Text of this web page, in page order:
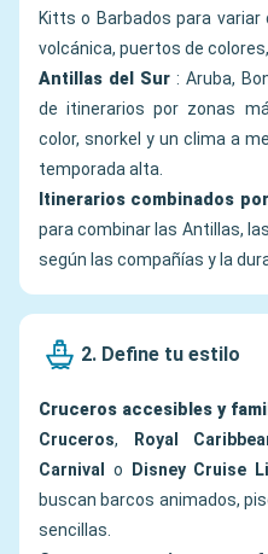
Kitts o Barbados para
volcánica, puertos de
Antillas del Sur : Aruba,
de itinerarios por zonas
color, snorkel y un clima a
temporada alta.
Itinerarios combinados
para combinar las Antillas,
según las compañías y la
2. Define tu estilo
Cruceros accesibles y
Cruceros, Royal
Carnival
o Disney Cruise
buscan barcos animados,
sencillas.